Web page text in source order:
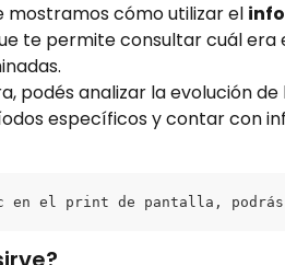
mostramos cómo utilizar el
te permite consultar cuál era
podés analizar la evolución
específicos y contar con
en el print de pantalla, podrás